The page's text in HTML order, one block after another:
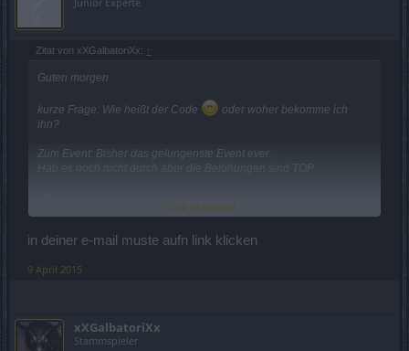
Zitat von xXGalbatoriXx: ↑
Guten morgen
kurze Frage: Wie heißt der Code
oder woher bekomme ich
ihn?
Zum Event: Bisher das gelungenste Event ever.
Click to expand...
in deiner e-mail muste aufn link klicken
9 April 2015
xXGalbatoriXx
Stammspieler